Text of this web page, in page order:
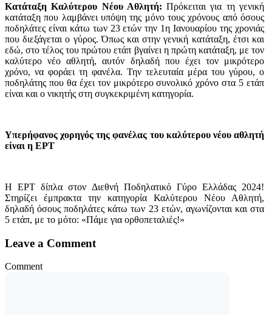
Κατάταξη Καλύτερου Νέου Αθλητή: Πρόκειται για τη γενική
κατάταξη που λαμβάνει υπόψη της μόνο τους χρόνους από όσους
ποδηλάτες είναι κάτω των 23 ετών την 1η Ιανουαρίου της χρονιάς
που διεξάγεται ο γύρος. Όπως και στην γενική κατάταξη, έτσι και
εδώ, στο τέλος του πρώτου ετάπ βγαίνει η πρώτη κατάταξη, με τον
καλύτερο νέο αθλητή, αυτόν δηλαδή που έχει τον μικρότερο
χρόνο, να φοράει τη φανέλα. Την τελευταία μέρα του γύρου, ο
ποδηλάτης που θα έχει τον μικρότερο συνολικό χρόνο στα 5 ετάπ
είναι και ο νικητής στη συγκεκριμένη κατηγορία.
Υπερήφανος χορηγός της φανέλας του καλύτερου νέου αθλητή
είναι η ΕΡΤ
H ΕΡΤ δίπλα στον Διεθνή Ποδηλατικό Γύρο Ελλάδας 2024!
Στηρίζει έμπρακτα την κατηγορία Καλύτερου Νέου Αθλητή,
δηλαδή όσους ποδηλάτες κάτω των 23 ετών, αγωνίζονται και στα
5 ετάπ, με το μότο: «Πάμε για ορθοπεταλιές!»
Leave a Comment
Comment